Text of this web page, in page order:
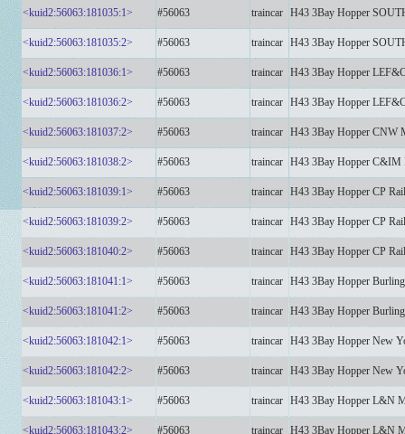
<kuid2:56063:181035:1> #56063 traincar H43 3Bay Hopper
<kuid2:56063:181035:2> #56063 traincar H43 3Bay Hopper
<kuid2:56063:181036:1> #56063 traincar H43 3Bay Hopper
<kuid2:56063:181036:2> #56063 traincar H43 3Bay Hopper
<kuid2:56063:181037:2> #56063 traincar H43 3Bay Hopper CNW
<kuid2:56063:181038:2> #56063 traincar H43 3Bay Hopper
<kuid2:56063:181039:1> #56063 traincar H43 3Bay Hopper CP
<kuid2:56063:181039:2> #56063 traincar H43 3Bay Hopper CP
<kuid2:56063:181040:2> #56063 traincar H43 3Bay Hopper CP
<kuid2:56063:181041:1> #56063 traincar H43 3Bay Hopper
<kuid2:56063:181041:2> #56063 traincar H43 3Bay Hopper
<kuid2:56063:181042:1> #56063 traincar H43 3Bay Hopper New
<kuid2:56063:181042:2> #56063 traincar H43 3Bay Hopper New
<kuid2:56063:181043:1> #56063 traincar H43 3Bay Hopper L&N
<kuid2:56063:181043:2> #56063 traincar H43 3Bay Hopper L&N